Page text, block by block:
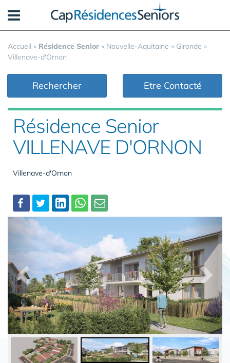
Accueil » Résidence Senior » Nouvelle-Aquitaine » Gironde »
Villenave-d'Ornon
Rechercher Etre Contacté
Résidence Senior
VILLENAVE D'ORNON
Villenave-d'Ornon
Partager